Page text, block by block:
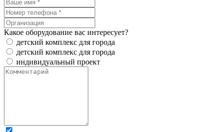
Какое оборудование вас интересует?
детский комплекс для города
детский комплекс для города
индивидуальный проект